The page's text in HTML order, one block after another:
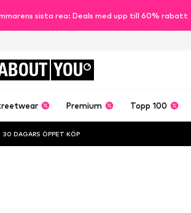
sista rea: Deals med upp till 60% rabatt
YOU
Premium Topp 100
30 DAGARS ÖPPET KÖP